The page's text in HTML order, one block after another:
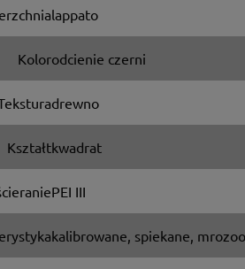
lappato
Kolorodcienie czerni
drewno
Kształtkwadrat
PEI III
kalibrowane, spiekane,